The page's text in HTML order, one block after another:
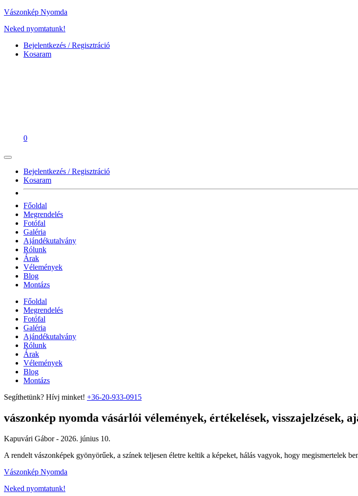
Vászonkép Nyomda
Neked nyomtatunk!
Bejelentkezés / Regisztráció
Kosaram
0
Bejelentkezés / Regisztráció
Kosaram
Főoldal
Megrendelés
Fotófal
Galéria
Ajándékutalvány
Rólunk
Árak
Vélemények
Blog
Montázs
Főoldal
Megrendelés
Fotófal
Galéria
Ajándékutalvány
Rólunk
Árak
Vélemények
Blog
Montázs
Segíthetünk? Hívj minket! +36-20-933-0915
vászonkép nyomda vásárlói vélemények, értékelések, visszajelzések,
Kapuvári Gábor - 2026. június 10.
A rendelt vászonképek gyönyörűek, a színek teljesen életre keltik a képeket, hálás vagyok, hogy megismertelek
Vászonkép Nyomda
Neked nyomtatunk!